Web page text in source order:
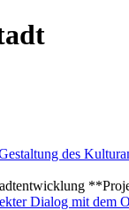
des
Dialog mit dem